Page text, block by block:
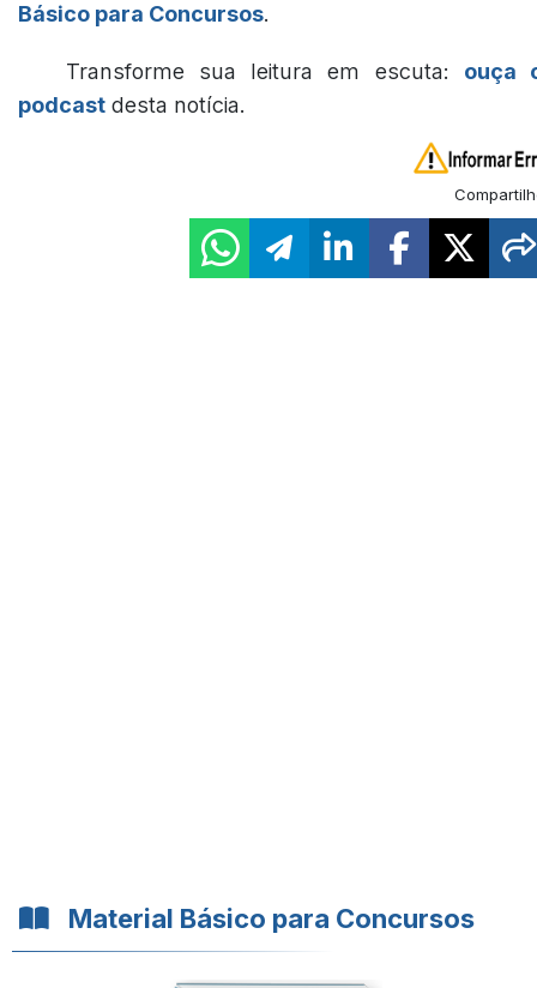
Básico para Concursos.
Transforme sua leitura em escuta: ouça
podcast desta notícia.
Material Básico para Concursos